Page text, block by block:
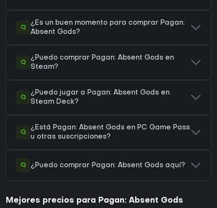
Q
¿Es un buen momento para comprar Pagan:
Absent Gods?
Q
¿Puedo comprar Pagan: Absent Gods en
Steam?
Q
¿Puedo jugar a Pagan: Absent Gods en
Steam Deck?
Q
¿Está Pagan: Absent Gods en PC Game Pass
u otras suscripciones?
Q ¿Puedo comprar Pagan: Absent Gods aquí?
Mejores precios para Pagan: Absent Gods